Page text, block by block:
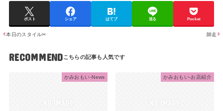
ポスト シェア はてブ 送る Pocket
本日のスタイル✂ 師走
RECOMMEND
かみおもい-News かみおもい-お店紹介